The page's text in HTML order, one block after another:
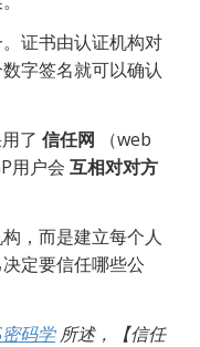
证书由认证机构对
字签名就可以确认
了 信任网 （web
用户会 互相对对方
，而是建立每个人
定要信任哪些公
密码学 所述，【信任